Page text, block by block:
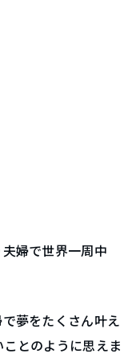
婦で世界一周中
夢をたくさん叶え
とのように思えま